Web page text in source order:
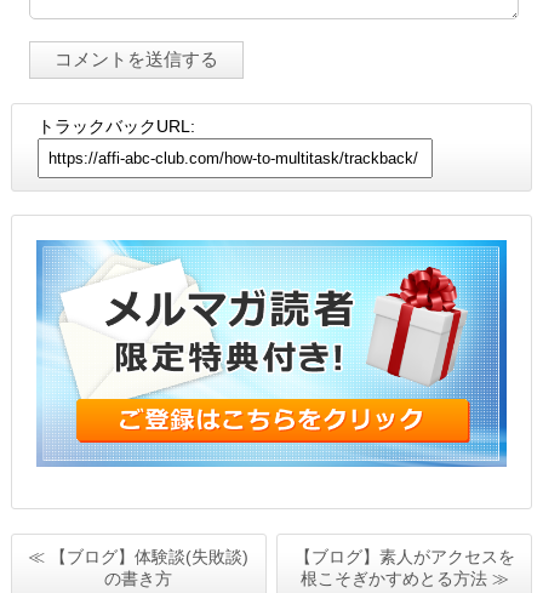
トラックバックURL:
≪ 【ブログ】体験談(失敗談)
の書き方
【ブログ】素人がアクセスを
根こそぎかすめとる方法 ≫